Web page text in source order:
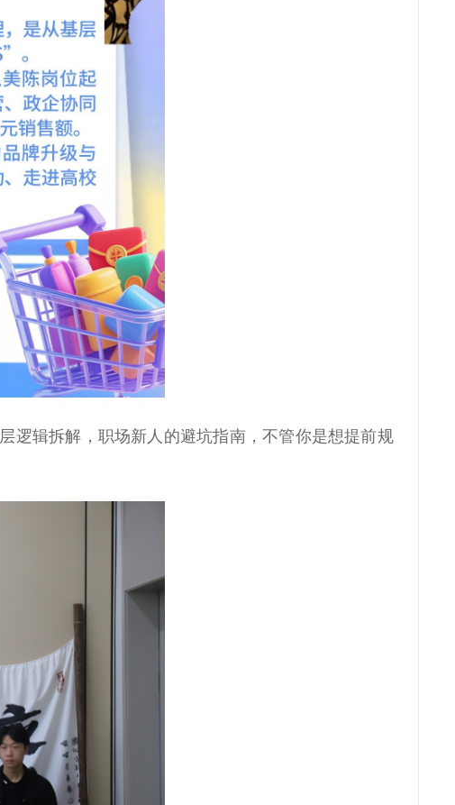
逻辑拆解，职场新人的避坑指南，不管你是想提前规